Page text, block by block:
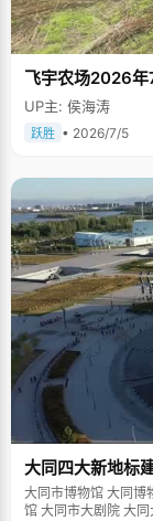
飞宇农场2026年
UP主: 侯海涛
跃胜 • 2026/7/5
大同四大新地标
大同市博物馆 大同博物馆 大同市美术馆 大同美术馆 大同市图书馆 大同图书
馆 大同市